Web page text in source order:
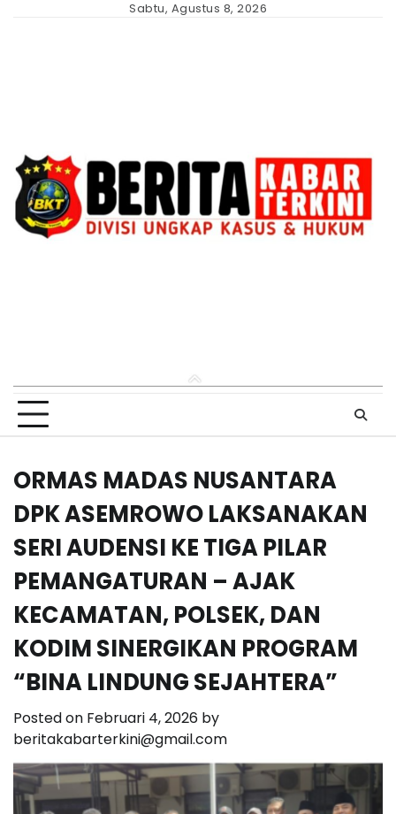
Sabtu, Agustus 8, 2026
ORMAS MADAS NUSANTARA
DPK ASEMROWO LAKSANAKAN
SERI AUDENSI KE TIGA PILAR
PEMANGATURAN – AJAK
KECAMATAN, POLSEK, DAN
KODIM SINERGIKAN PROGRAM
“BINA LINDUNG SEJAHTERA”
Posted on Februari 4, 2026 by
beritakabarterkini@gmail.com